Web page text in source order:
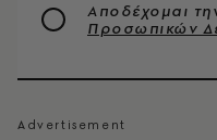
Αποδέχομαι
Προσωπικών